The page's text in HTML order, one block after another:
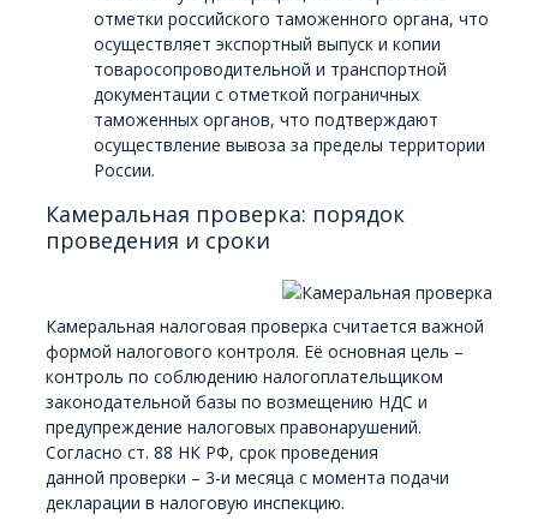
отметки российского таможенного органа, что
осуществляет экспортный выпуск и копии
товаросопроводительной и транспортной
документации с отметкой пограничных
таможенных органов, что подтверждают
осуществление вывоза за пределы территории
России.
Камеральная проверка: порядок
проведения и сроки
Камеральная налоговая проверка считается важной
формой налогового контроля. Её основная цель –
контроль по соблюдению налогоплательщиком
законодательной базы по возмещению НДС и
предупреждение налоговых правонарушений.
Согласно ст. 88 НК РФ, срок проведения
данной проверки – 3-и месяца с момента подачи
декларации в налоговую инспекцию.